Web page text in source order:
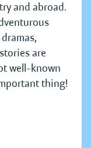
and abroad.
are
well-known
thing!